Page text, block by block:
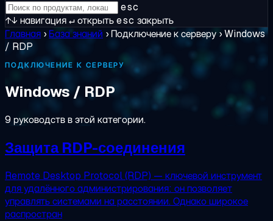
esc
↑↓ навигация↵открытьesc закрыть
Главная ›База знаний › Подключение к серверу ›Windows
/ RDP
ПОДКЛЮЧЕНИЕ К СЕРВЕРУ
Windows / RDP
9 руководств в этой категории.
Защита RDP-соединения
Remote Desktop Protocol (RDP) — ключевой инструмент
для удалённого администрирования: он позволяет
управлять системами на расстоянии. Однако широкое
распростран